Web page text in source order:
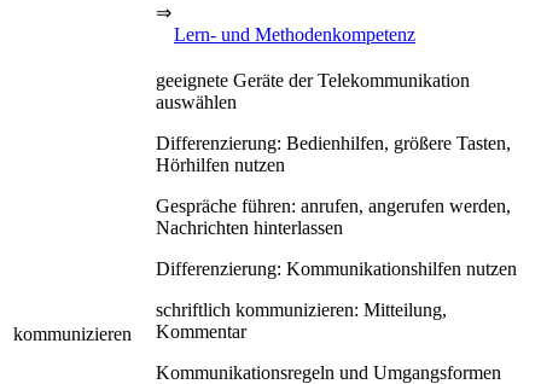
⇒
Lern- und Methodenkompetenz
kommunizieren
geeignete Geräte der Telekommunikation
auswählen
Differenzierung: Bedienhilfen, größere Tasten,
Hörhilfen nutzen
Gespräche führen: anrufen, angerufen werden,
Nachrichten hinterlassen
Differenzierung: Kommunikationshilfen nutzen
schriftlich kommunizieren: Mitteilung,
Kommentar
Kommunikationsregeln und Umgangsformen